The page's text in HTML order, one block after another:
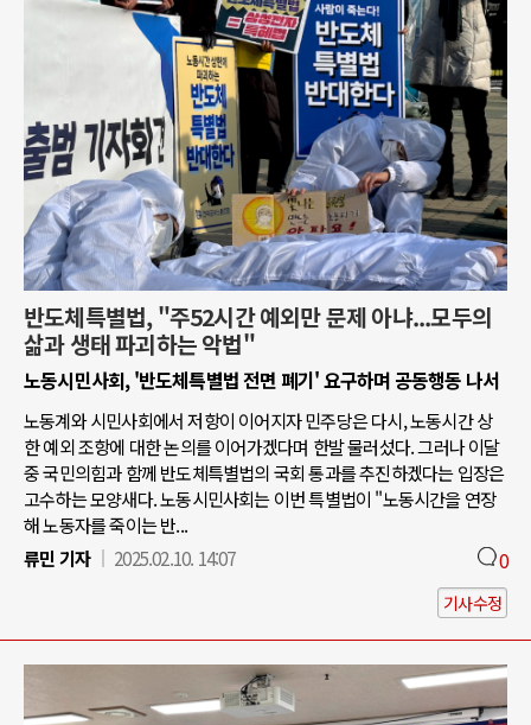
반도체특별법, "주52시간 예외만 문제 아냐...모두의
삶과 생태 파괴하는 악법"
노동시민사회, '반도체특별법 전면 폐기' 요구하며 공동행동 나서
노동계와 시민사회에서 저항이 이어지자 민주당은 다시, 노동시간 상
한 예외 조항에 대한 논의를 이어가겠다며 한발 물러섰다. 그러나 이달
중 국민의힘과 함께 반도체특별법의 국회 통과를 추진하겠다는 입장은
고수하는 모양새다. 노동시민사회는 이번 특별법이 "노동시간을 연장
해 노동자를 죽이는 반...
류민 기자
2025.02.10. 14:07 0
기사수정